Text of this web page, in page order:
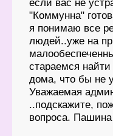
если вас не
"Коммунна"
я понимаю все
людей..уже на
стараемся
дома, что бы не
Уважаемая
..подскажите,
вопроса.